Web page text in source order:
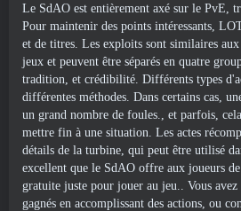
Le SdAO est entièrement axé sur le PvE,
Pour maintenir des points intéressants,
et de titres. Les exploits sont similaires aux
jeux et peuvent être séparés en quatre
tradition, et crédibilité. Différents types
différentes méthodes. Dans certains cas,
un grand nombre de foules., et parfois,
mettre fin à une situation. Les actes
détails de la turbine, qui peut être utilisé
excellent que le SdAO offre aux joueurs
gratuite juste pour jouer au jeu.. Vous
gagnés en accomplissant des actions, ou